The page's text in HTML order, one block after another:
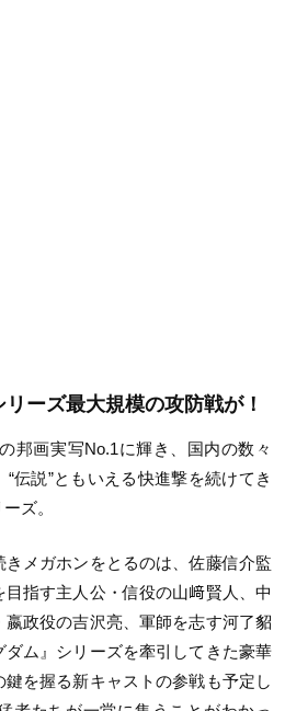
リーズ最大規模の攻防戦が！
邦画実写No.1に輝き、国内の数々
伝説”ともいえる快進撃を続けてき
ズ。
メガホンをとるのは、佐藤信介監
指す主人公・信役の山﨑賢人、中
政役の吉沢亮、軍師を志す河了貂
ム』シリーズを牽引してきた豪華
を握る新キャストの参戦も予定し